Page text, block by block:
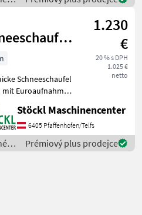
1.230
€
20 % s DPH
1.025 €
netto
Schneeschaufel
mit Euroaufnahme.
traktorové
Pracovné
nakladača
Stöckl Maschinencenter
6405 Pfaffenhofen/Telfs
Prémiový plus prodejce